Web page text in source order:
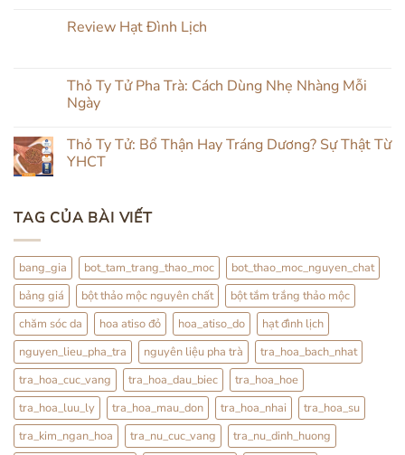
Mụn
Đắp
Mặt
&
Mộc
bình
Từ
Trong
Ra
Đình
Lịch
Kết
Review Hạt Đình Lịch
luận
Review
Lịch
Thỏ Ty Tử Pha Trà: Cách Dùng Nhẹ Nhàng Mỗi
Ngày
bình
luận
Pha
Trà:
Nhẹ
Nhàng
Mỗi
Ngày
Thỏ Ty Tử: Bổ Thận Hay Tráng Dương? Sự Thật Từ
YHCT
luận
ở
Tử:
Bổ
Thận
Hay
Tráng
Dương?
Sự
Thật
Từ
YHCT
TAG CỦA BÀI VIẾT
bang_gia bot_tam_trang_thao_moc
bot_thao_moc_nguyen_chat
bảng giá
bột thảo mộc nguyên chất
bột tắm trắng thảo mộc
chăm sóc da
hoa atiso đỏ hoa_atiso_do
hạt đình lịch
nguyen_lieu_pha_tra
nguyên liệu pha trà
tra_hoa_bach_nhat
tra_hoa_cuc_vang
tra_hoa_dau_biec
tra_hoa_hoe
tra_hoa_luu_ly
tra_hoa_mau_don tra_hoa_nhai
tra_hoa_su
tra_kim_ngan_hoa
tra_nu_cuc_vang
tra_nu_dinh_huong